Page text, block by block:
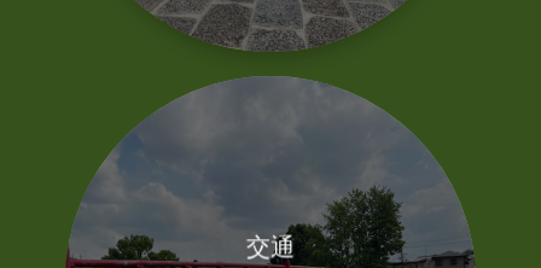
交通